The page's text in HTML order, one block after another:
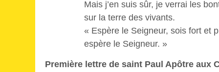
Mais j’en suis sûr, je verrai les
sur la terre des vivants.
« Espère le Seigneur, sois fort et
espère le Seigneur. »
Première lettre de saint Paul Apôtre aux